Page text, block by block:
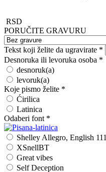
RSD
PORUČITE GRAVURU
Tekst koji želite da ugravirate *
Desnoruka ili levoruka osoba *
desnoruk(a)
levoruk(a)
Koje pismo želite *
Ćirilica
Latinica
Odaberi font *
Shelley Allegro, English 111
XSnellBT
Great vibes
Self Deception